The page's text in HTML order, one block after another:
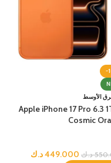
-
الأوسط
Apple iPhone 17 Pro 6.3
Cosmic
د.ك 449.000د.ك